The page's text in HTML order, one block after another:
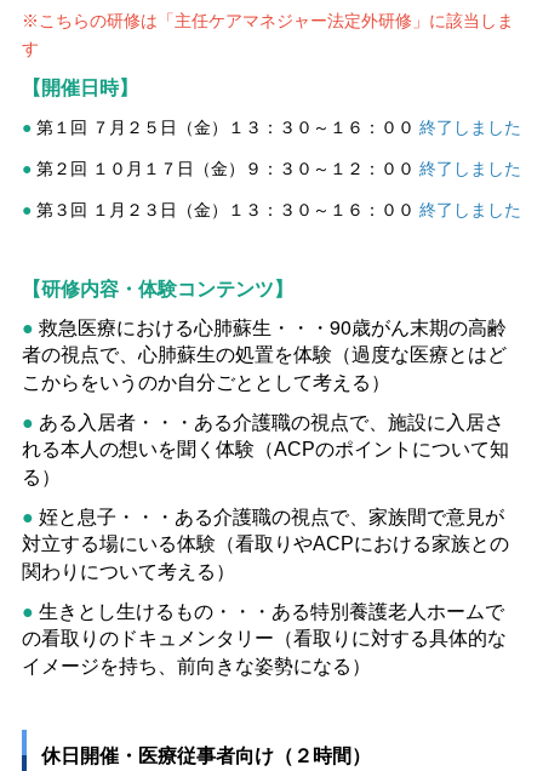
※こちらの研修は「主任ケアマネジャー法定外研修」に該当しま
す
【開催日時】
● 第１回 ７月２５日（金）１３：３０～１６：００ 終了しました
● 第２回 １０月１７日（金）９：３０～１２：００ 終了しました
● 第３回 １月２３日（金）１３：３０～１６：００ 終了しました
【研修内容・体験コンテンツ】
● 救急医療における心肺蘇生・・・90歳がん末期の高齢
者の視点で、心肺蘇生の処置を体験 （過度な医療とはど
こからをいうのか自分ごととして考える）
● ある入居者・・・ある介護職の視点で、施設に入居さ
れる本人の想いを聞く体験 （ACPのポイントについて知
る）
● 姪と息子・・・ある介護職の視点で、家族間で意見が
対立する場にいる体験 （看取りやACPにおける家族との
関わりについて考える）
● 生きとし生けるもの・・・ある特別養護老人ホームで
の看取りのドキュメンタリー （看取りに対する具体的な
イメージを持ち、前向きな姿勢になる）
休日開催・医療従事者向け（２時間）